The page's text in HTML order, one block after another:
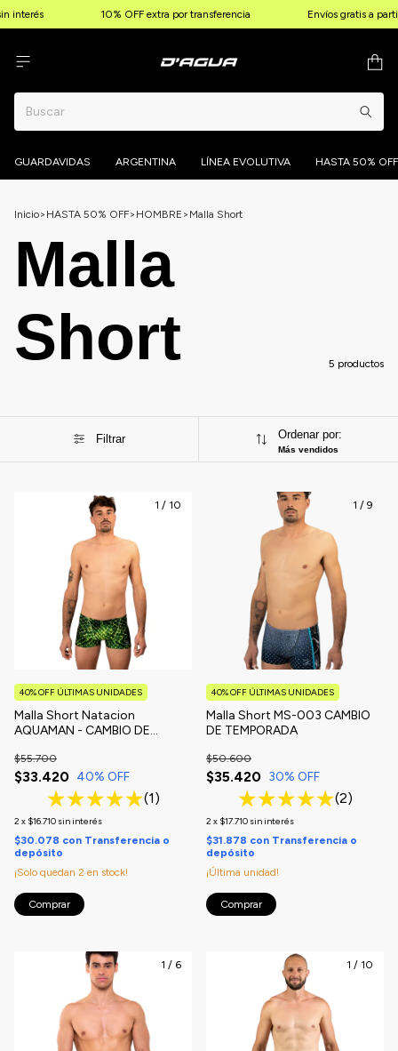
interés 10% OFF extra por transferencia Envíos gratis a
GUARDAVIDAS ARGENTINA LÍNEA EVOLUTIVA HASTA 50% OFF
Inicio> HASTA 50% OFF> HOMBRE > Malla Short
Malla
Short
5 productos
Filtrar Ordenar por:
Más vendidos
1 / 10
Malla Short Natacion
AQUAMAN - CAMBIO DE
$33.420
$55.700
40% OFF
(1)
2 x $16.710 sin interés
40% OFF ÚLTIMAS UNIDADES
$30.078 con Transferencia o
depósito
¡Solo quedan 2 en stock!
Comprar
1 / 9
Malla Short MS-003 CAMBIO
DE TEMPORADA
$35.420
$50.600
30% OFF
(2)
2 x $17.710 sin interés
40% OFF ÚLTIMAS UNIDADES
$31.878 con Transferencia o
depósito
¡Última unidad!
Comprar
1 / 6 1 / 10